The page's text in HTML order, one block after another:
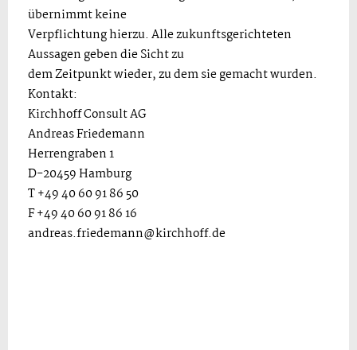
übernimmt keine
Verpflichtung hierzu. Alle zukunftsgerichteten
Aussagen geben die Sicht zu
dem Zeitpunkt wieder, zu dem sie gemacht wurden.
Kontakt:
Kirchhoff Consult AG
Andreas Friedemann
Herrengraben 1
D-20459 Hamburg
T +49 40 60 91 86 50
F +49 40 60 91 86 16
andreas.friedemann@kirchhoff.de